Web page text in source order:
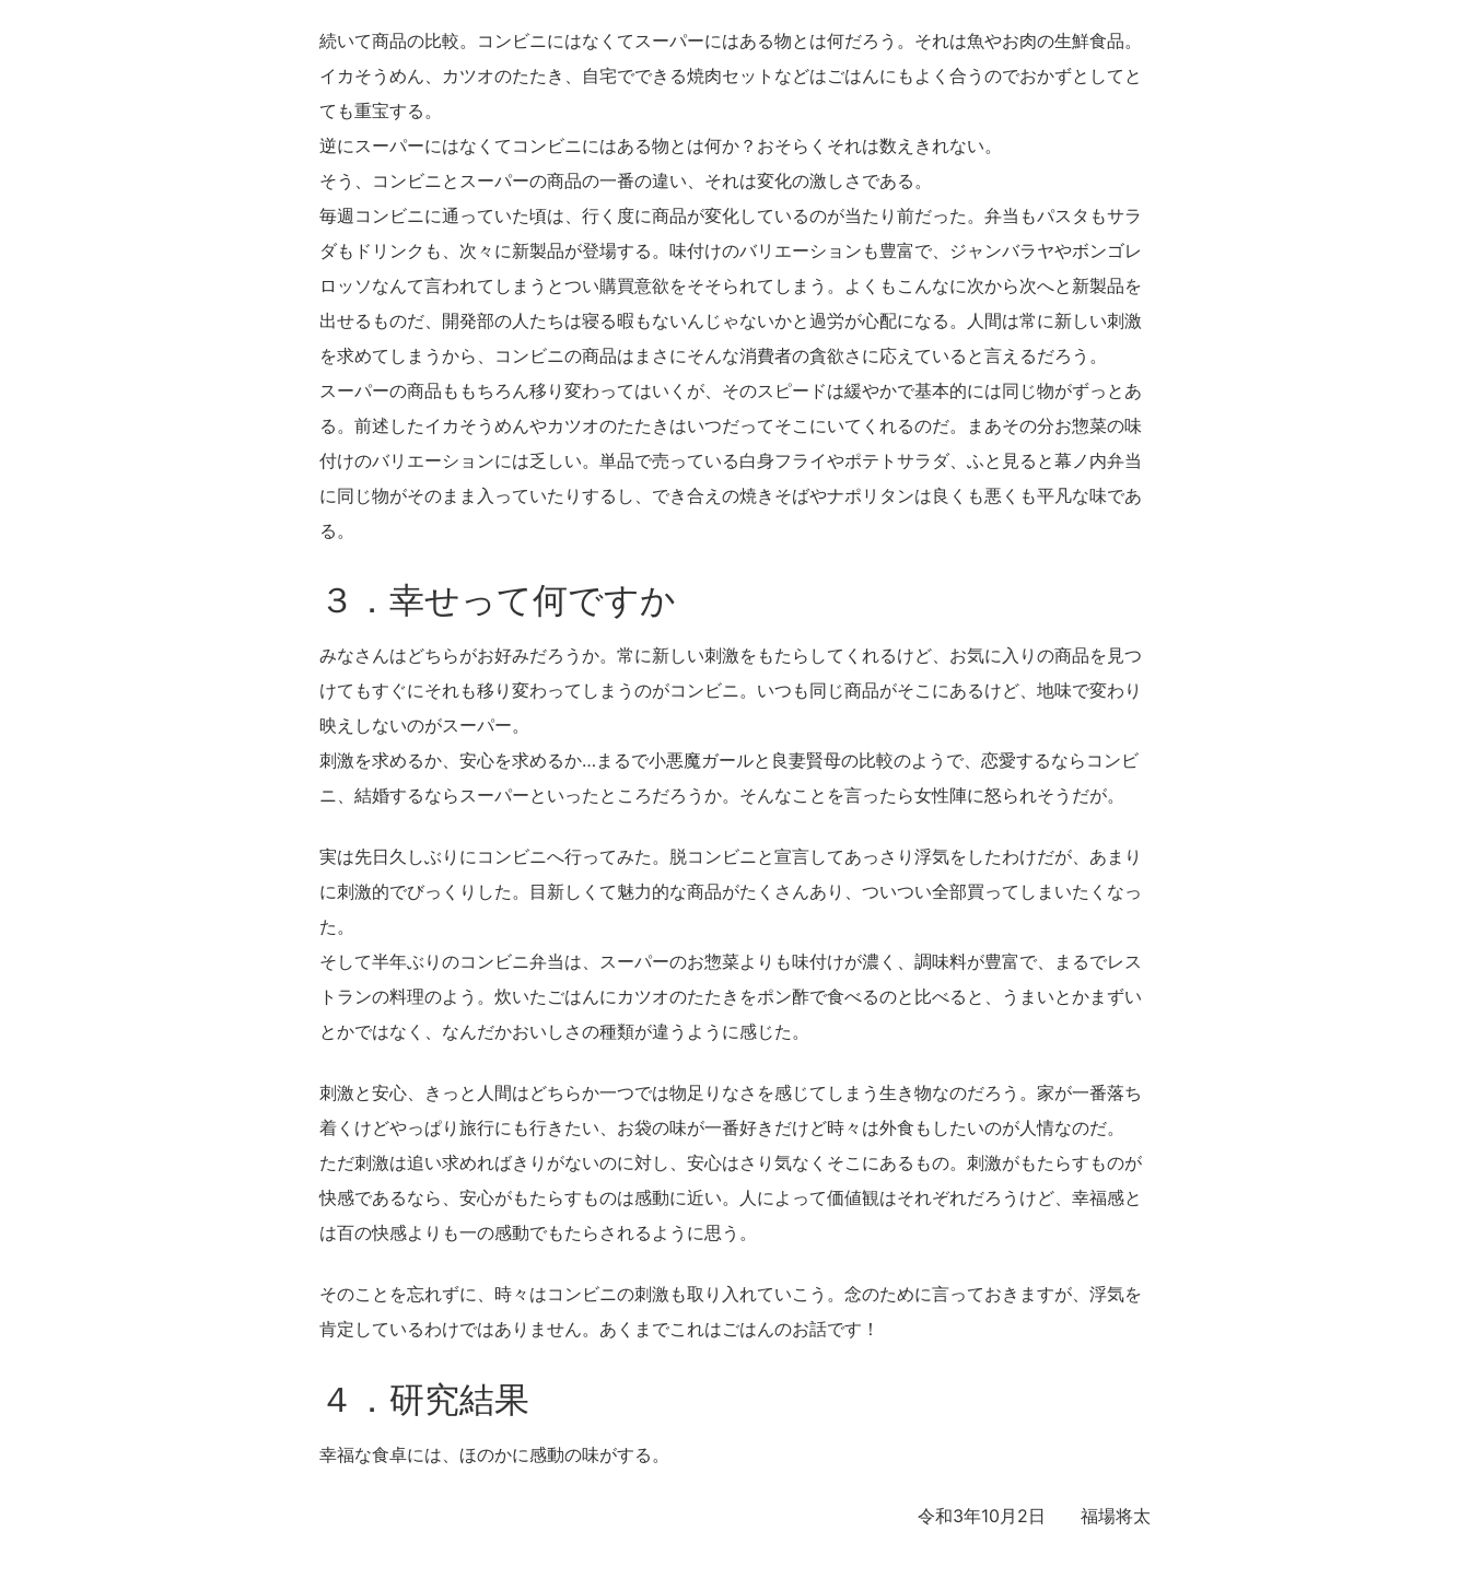
続いて商品の比較。コンビニにはなくてスーパーにはある物とは何だろう。それは魚やお肉の生鮮食品。
イカそうめん、カツオのたたき、自宅でできる焼肉セットなどはごはんにもよく合うのでおかずとしてと
ても重宝する。
逆にスーパーにはなくてコンビニにはある物とは何か？おそらくそれは数えきれない。
そう、コンビニとスーパーの商品の一番の違い、それは変化の激しさである。
毎週コンビニに通っていた頃は、行く度に商品が変化しているのが当たり前だった。弁当もパスタもサラ
ダもドリンクも、次々に新製品が登場する。味付けのバリエーションも豊富で、ジャンバラヤやボンゴレ
ロッソなんて言われてしまうとつい購買意欲をそそられてしまう。よくもこんなに次から次へと新製品を
出せるものだ、開発部の人たちは寝る暇もないんじゃないかと過労が心配になる。人間は常に新しい刺激
を求めてしまうから、コンビニの商品はまさにそんな消費者の貪欲さに応えていると言えるだろう。
スーパーの商品ももちろん移り変わってはいくが、そのスピードは緩やかで基本的には同じ物がずっとあ
る。前述したイカそうめんやカツオのたたきはいつだってそこにいてくれるのだ。まあその分お惣菜の味
付けのバリエーションには乏しい。単品で売っている白身フライやポテトサラダ、ふと見ると幕ノ内弁当
に同じ物がそのまま入っていたりするし、でき合えの焼きそばやナポリタンは良くも悪くも平凡な味であ
る。
３．幸せって何ですか
みなさんはどちらがお好みだろうか。常に新しい刺激をもたらしてくれるけど、お気に入りの商品を見つ
けてもすぐにそれも移り変わってしまうのがコンビニ。いつも同じ商品がそこにあるけど、地味で変わり
映えしないのがスーパー。
刺激を求めるか、安心を求めるか…まるで小悪魔ガールと良妻賢母の比較のようで、恋愛するならコンビ
ニ、結婚するならスーパーといったところだろうか。そんなことを言ったら女性陣に怒られそうだが。
実は先日久しぶりにコンビニへ行ってみた。脱コンビニと宣言してあっさり浮気をしたわけだが、あまり
に刺激的でびっくりした。目新しくて魅力的な商品がたくさんあり、ついつい全部買ってしまいたくなっ
た。
そして半年ぶりのコンビニ弁当は、スーパーのお惣菜よりも味付けが濃く、調味料が豊富で、まるでレス
トランの料理のよう。炊いたごはんにカツオのたたきをポン酢で食べるのと比べると、うまいとかまずい
とかではなく、なんだかおいしさの種類が違うように感じた。
刺激と安心、きっと人間はどちらか一つでは物足りなさを感じてしまう生き物なのだろう。家が一番落ち
着くけどやっぱり旅行にも行きたい、お袋の味が一番好きだけど時々は外食もしたいのが人情なのだ。
ただ刺激は追い求めればきりがないのに対し、安心はさり気なくそこにあるもの。刺激がもたらすものが
快感であるなら、安心がもたらすものは感動に近い。人によって価値観はそれぞれだろうけど、幸福感と
は百の快感よりも一の感動でもたらされるように思う。
そのことを忘れずに、時々はコンビニの刺激も取り入れていこう。念のために言っておきますが、浮気を
肯定しているわけではありません。あくまでこれはごはんのお話です！
４．研究結果
幸福な食卓には、ほのかに感動の味がする。
令和3年10月2日 福場将太